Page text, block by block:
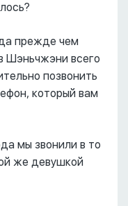
прежде чем
Шэньчжэни всего
позвонить
который вам
мы звонили в то
же девушкой